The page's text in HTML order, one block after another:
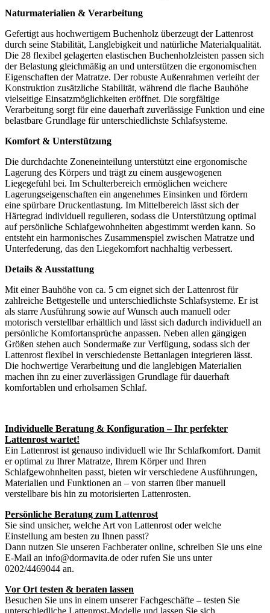
Naturmaterialien & Verarbeitung
Gefertigt aus hochwertigem Buchenholz überzeugt der Lattenrost
durch seine Stabilität, Langlebigkeit und natürliche Materialqualität.
Die 28 flexibel gelagerten elastischen Buchenholzleisten passen sich
der Belastung gleichmäßig an und unterstützen die ergonomischen
Eigenschaften der Matratze. Der robuste Außenrahmen verleiht der
Konstruktion zusätzliche Stabilität, während die flache Bauhöhe
vielseitige Einsatzmöglichkeiten eröffnet. Die sorgfältige
Verarbeitung sorgt für eine dauerhaft zuverlässige Funktion und eine
belastbare Grundlage für unterschiedlichste Schlafsysteme.
Komfort & Unterstützung
Die durchdachte Zoneneinteilung unterstützt eine ergonomische
Lagerung des Körpers und trägt zu einem ausgewogenen
Liegegefühl bei. Im Schulterbereich ermöglichen weichere
Lagerungseigenschaften ein angenehmes Einsinken und fördern
eine spürbare Druckentlastung. Im Mittelbereich lässt sich der
Härtegrad individuell regulieren, sodass die Unterstützung optimal
auf persönliche Schlafgewohnheiten abgestimmt werden kann. So
entsteht ein harmonisches Zusammenspiel zwischen Matratze und
Unterfederung, das den Liegekomfort nachhaltig verbessert.
Details & Ausstattung
Mit einer Bauhöhe von ca. 5 cm eignet sich der Lattenrost für
zahlreiche Bettgestelle und unterschiedlichste Schlafsysteme. Er ist
als starre Ausführung sowie auf Wunsch auch manuell oder
motorisch verstellbar erhältlich und lässt sich dadurch individuell an
persönliche Komfortansprüche anpassen. Neben allen gängigen
Größen stehen auch Sondermaße zur Verfügung, sodass sich der
Lattenrost flexibel in verschiedenste Bettanlagen integrieren lässt.
Die hochwertige Verarbeitung und die langlebigen Materialien
machen ihn zu einer zuverlässigen Grundlage für dauerhaft
komfortablen und erholsamen Schlaf.
Individuelle Beratung & Konfiguration – Ihr perfekter
Lattenrost wartet!
Ein Lattenrost ist genauso individuell wie Ihr Schlafkomfort. Damit
er optimal zu Ihrer Matratze, Ihrem Körper und Ihren
Schlafgewohnheiten passt, bieten wir verschiedene Ausführungen,
Materialien und Funktionen an – von starren über manuell
verstellbare bis hin zu motorisierten Lattenrosten.
Persönliche Beratung zum Lattenrost
Sie sind unsicher, welche Art von Lattenrost oder welche
Einstellung am besten zu Ihnen passt?
Dann nutzen Sie unseren Fachberater online, schreiben Sie uns eine
E-Mail an info@dormavita.de oder rufen Sie uns unter
0202/4469044 an.
Vor Ort testen & beraten lassen
Besuchen Sie uns in einem unserer Fachgeschäfte – testen Sie